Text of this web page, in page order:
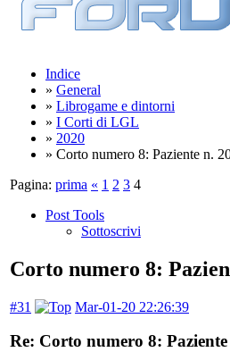
Indice
» General
» Librogame e dintorni
» I Corti di LGL
» 2020
» Corto numero 8: Paziente n.
Pagina: prima « 1 2 3 4
Post Tools
Sottoscrivi
Corto numero 8:
#31 Mar-01-20 22:26:39
Re: Corto numero 8: